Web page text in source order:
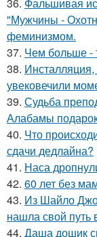
36. Фальшивая
"Мужчины -
феминизмом.
37. Чем больше -
38.
увековечили
39. Судьба
Алабамы
40. Что
сдачи дедлайна?
41. Наса
42. 60 лет без
43. Из Шайло
нашла свой путь
44. Даша дошик